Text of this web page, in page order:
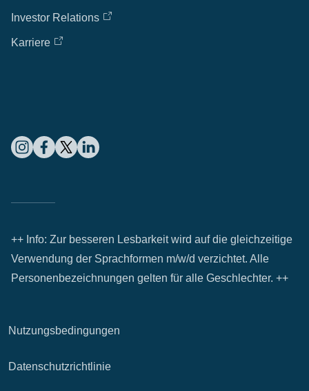
Investor Relations
Karriere
++ Info: Zur besseren Lesbarkeit wird auf die gleichzeitige
Verwendung der Sprachformen m/w/d verzichtet. Alle
Personenbezeichnungen gelten für alle Geschlechter. ++
Nutzungsbedingungen
Datenschutzrichtlinie